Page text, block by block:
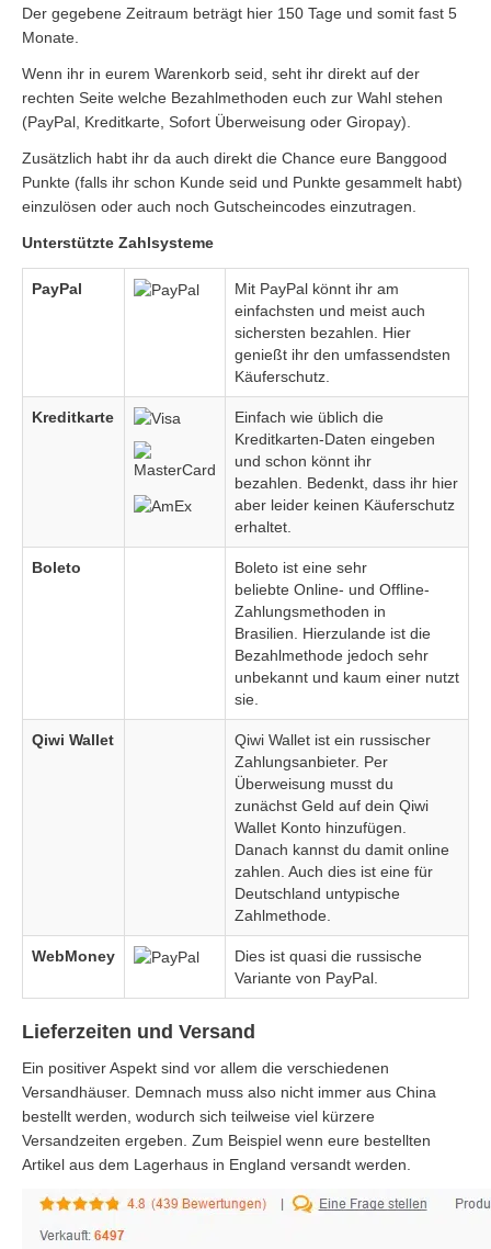
Der gegebene Zeitraum beträgt hier 150 Tage und somit fast 5
Monate.
Wenn ihr in eurem Warenkorb seid, seht ihr direkt auf der
rechten Seite welche Bezahlmethoden euch zur Wahl stehen
(PayPal, Kreditkarte, Sofort Überweisung oder Giropay).
Zusätzlich habt ihr da auch direkt die Chance eure Banggood
Punkte (falls ihr schon Kunde seid und Punkte gesammelt habt)
einzulösen oder auch noch Gutscheincodes einzutragen.
Unterstützte Zahlsysteme
PayPal
Mit PayPal könnt ihr am
einfachsten und meist auch
sichersten bezahlen. Hier
genießt ihr den umfassendsten
Käuferschutz.
Kreditkarte
Einfach wie üblich die
Kreditkarten-Daten eingeben
und schon könnt ihr
bezahlen. Bedenkt, dass ihr hier
aber leider keinen Käuferschutz
erhaltet.
Boleto
Boleto ist eine sehr
beliebte Online- und Offline-
Zahlungsmethoden in
Brasilien. Hierzulande ist die
Bezahlmethode jedoch sehr
unbekannt und kaum einer nutzt
sie.
Qiwi Wallet
Qiwi Wallet ist ein russischer
Zahlungsanbieter. Per
Überweisung musst du
zunächst Geld auf dein Qiwi
Wallet Konto hinzufügen.
Danach kannst du damit online
zahlen. Auch dies ist eine für
Deutschland untypische
Zahlmethode.
WebMoney
Dies ist quasi die russische
Variante von PayPal.
Lieferzeiten und Versand
Ein positiver Aspekt sind vor allem die verschiedenen
Versandhäuser. Demnach muss also nicht immer aus China
bestellt werden, wodurch sich teilweise viel kürzere
Versandzeiten ergeben. Zum Beispiel wenn eure bestellten
Artikel aus dem Lagerhaus in England versandt werden.